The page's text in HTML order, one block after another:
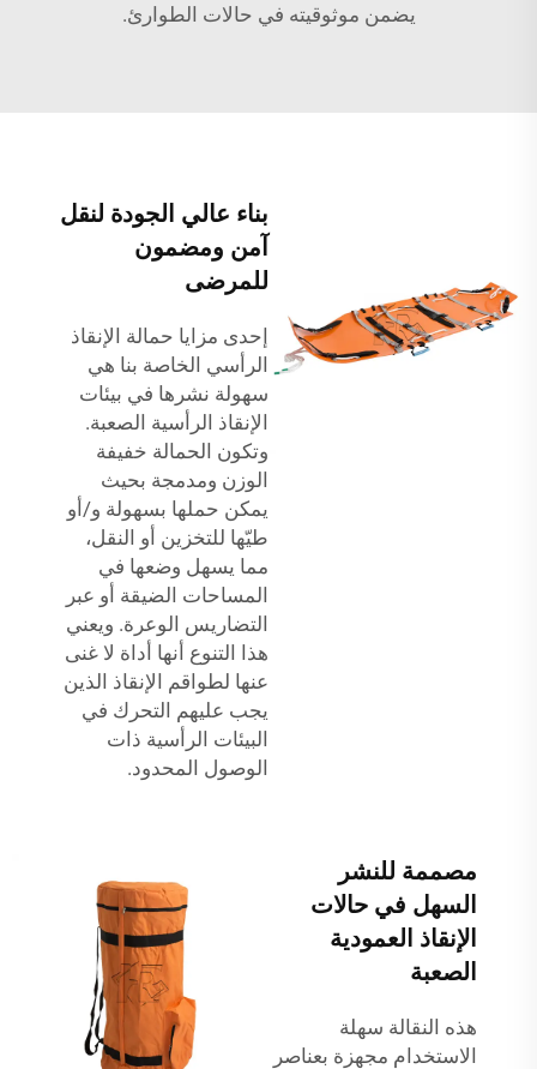
يضمن موثوقيته في حالات الطوارئ.
بناء عالي الجودة لنقل
آمن ومضمون
للمرضى
إحدى مزايا حمالة الإنقاذ
الرأسي الخاصة بنا هي
سهولة نشرها في بيئات
الإنقاذ الرأسية الصعبة.
وتكون الحمالة خفيفة
الوزن ومدمجة بحيث
يمكن حملها بسهولة و/أو
طيّها للتخزين أو النقل،
مما يسهل وضعها في
المساحات الضيقة أو عبر
التضاريس الوعرة. ويعني
هذا التنوع أنها أداة لا غنى
عنها لطواقم الإنقاذ الذين
يجب عليهم التحرك في
البيئات الرأسية ذات
الوصول المحدود.
مصممة للنشر
السهل في حالات
الإنقاذ العمودية
الصعبة
هذه النقالة سهلة
الاستخدام مجهزة بعناصر